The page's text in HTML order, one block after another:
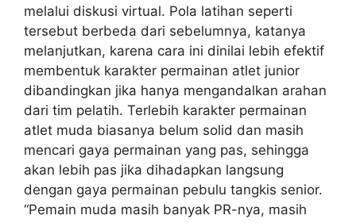
melalui diskusi virtual. Pola latihan seperti
tersebut berbeda dari sebelumnya, katanya
melanjutkan, karena cara ini dinilai lebih efektif
membentuk karakter permainan atlet junior
dibandingkan jika hanya mengandalkan arahan
dari tim pelatih. Terlebih karakter permainan
atlet muda biasanya belum solid dan masih
mencari gaya permainan yang pas, sehingga
akan lebih pas jika dihadapkan langsung
dengan gaya permainan pebulu tangkis senior.
“Pemain muda masih banyak PR-nya, masih